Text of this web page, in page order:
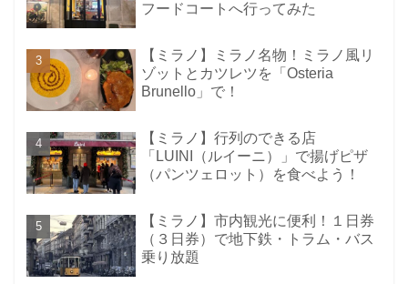
フードコートへ行ってみた
【ミラノ】ミラノ名物！ミラノ風リ
ゾットとカツレツを「Osteria
Brunello」で！
【ミラノ】行列のできる店
「LUINI（ルイーニ）」で揚げピザ
（パンツェロット）を食べよう！
【ミラノ】市内観光に便利！１日券
（３日券）で地下鉄・トラム・バス
乗り放題